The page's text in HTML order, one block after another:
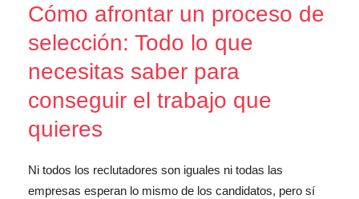
Cómo afrontar un proceso de
selección: Todo lo que
necesitas saber para
conseguir el trabajo que
quieres
Ni todos los reclutadores son iguales ni todas las
empresas esperan lo mismo de los candidatos, pero sí